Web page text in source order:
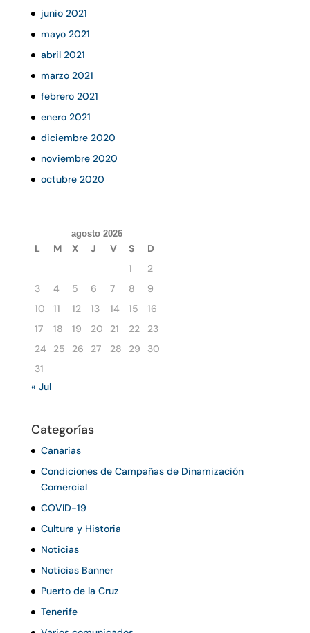
junio 2021
mayo 2021
abril 2021
marzo 2021
febrero 2021
enero 2021
diciembre 2020
noviembre 2020
octubre 2020
agosto 2026
L M X J V S
D
1
2
3
4 5 6 7 8
9
10
11 12 13 14 15
16
17
18 19 20 21 22
23
24
25 26 27 28 29
30
31
« Jul
Categorías
Canarias
Condiciones de Campañas de Dinamización
Comercial
COVID-19
Cultura y Historia
Noticias
Noticias Banner
Puerto de la Cruz
Tenerife